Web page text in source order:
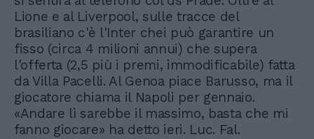
Lione e al Liverpool, sulle tracce del
brasiliano c'è l'Inter chei può garantire un
fisso (circa 4 milioni annui) che supera
l'offerta (2,5 più i premi, immodificabile) fatta
da Villa Pacelli. Al Genoa piace Barusso, ma il
giocatore chiama il Napoli per gennaio.
«Andare lì sarebbe il massimo, basta che mi
fanno giocare» ha detto ieri. Luc. Fal.